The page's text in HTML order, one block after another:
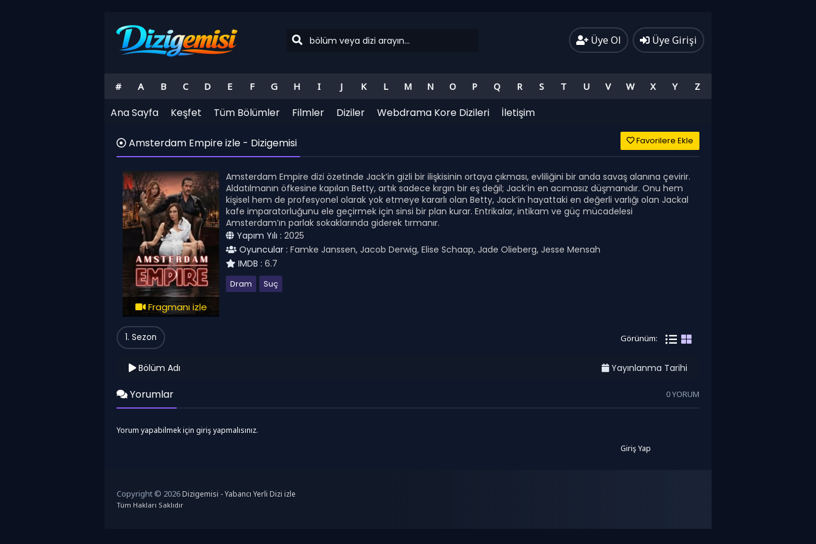
Üye Ol Üye Girişi
# A B C D E F G H I J K L M N O P Q R S T U V W X Y Z
Ana Sayfa Keşfet Tüm Bölümler Filmler Diziler Webdrama Kore Dizileri İletişim
Amsterdam Empire izle - Dizigemisi Favorilere Ekle
Fragmanı izle
Amsterdam Empire dizi özetinde Jack’in gizli bir ilişkisinin ortaya çıkması, evliliğini bir anda savaş alanına çevirir.
Aldatılmanın öfkesine kapılan Betty, artık sadece kırgın bir eş değil; Jack’in en acımasız düşmanıdır. Onu hem
kişisel hem de profesyonel olarak yok etmeye kararlı olan Betty, Jack’in hayattaki en değerli varlığı olan Jackal
kafe imparatorluğunu ele geçirmek için sinsi bir plan kurar. Entrikalar, intikam ve güç mücadelesi
Amsterdam’ın parlak sokaklarında giderek tırmanır.
Yapım Yılı : 2025
Oyuncular : Famke Janssen, Jacob Derwig, Elise Schaap, Jade Olieberg, Jesse Mensah
IMDB : 6.7
Dram Suç
Görünüm:
1. Sezon
Bölüm Adı Yayınlanma Tarihi
Yorumlar 0 YORUM
Yorum yapabilmek için giriş yapmalısınız.
Giriş Yap
Copyright © 2026Dizigemisi - Yabancı Yerli Dizi izle
Tüm Hakları Saklıdır